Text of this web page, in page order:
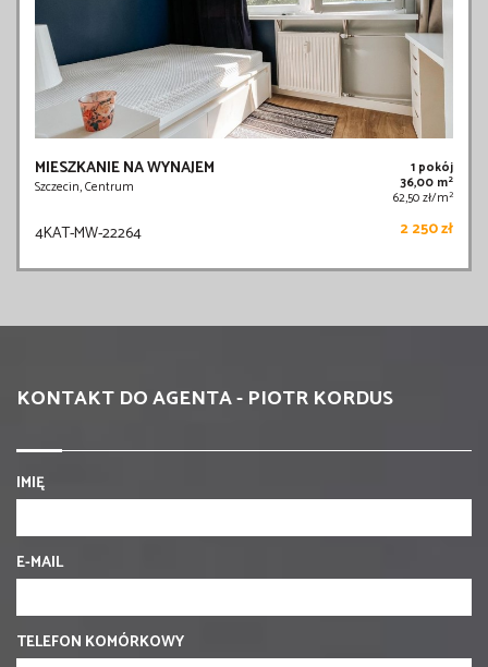
MIESZKANIE NA WYNAJEM
Szczecin, Centrum
1 pokój
36,00 m2
62,50 zł/m2
4KAT-MW-22264 2 250 zł
KONTAKT DO AGENTA - PIOTR KORDUS
IMIĘ
E-MAIL
TELEFON KOMÓRKOWY